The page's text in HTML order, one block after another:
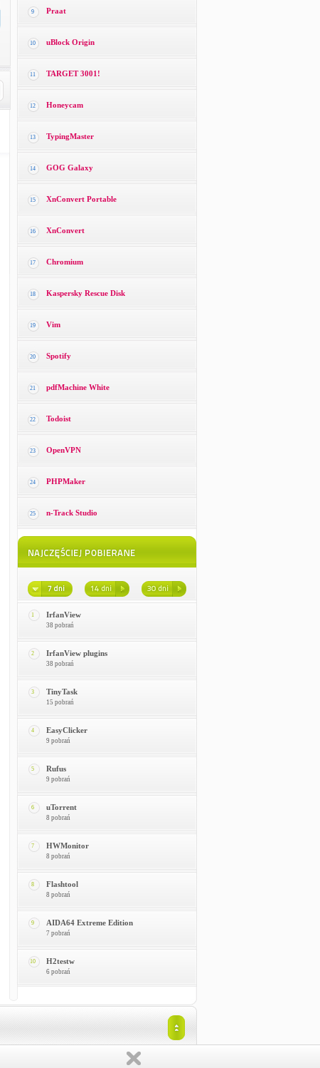
9 Praat
10 uBlock Origin
11 TARGET 3001!
12 Honeycam
13 TypingMaster
14 GOG Galaxy
15 XnConvert Portable
16 XnConvert
17 Chromium
18 Kaspersky Rescue Disk
19 Vim
20 Spotify
21 pdfMachine White
22 Todoist
23 OpenVPN
24 PHPMaker
25 n-Track Studio
1 IrfanView
38 pobrań
2 IrfanView plugins
38 pobrań
3 TinyTask
15 pobrań
4 EasyClicker
9 pobrań
5 Rufus
9 pobrań
6 uTorrent
8 pobrań
7 HWMonitor
8 pobrań
8 Flashtool
8 pobrań
9 AIDA64 Extreme Edition
7 pobrań
10 H2testw
6 pobrań